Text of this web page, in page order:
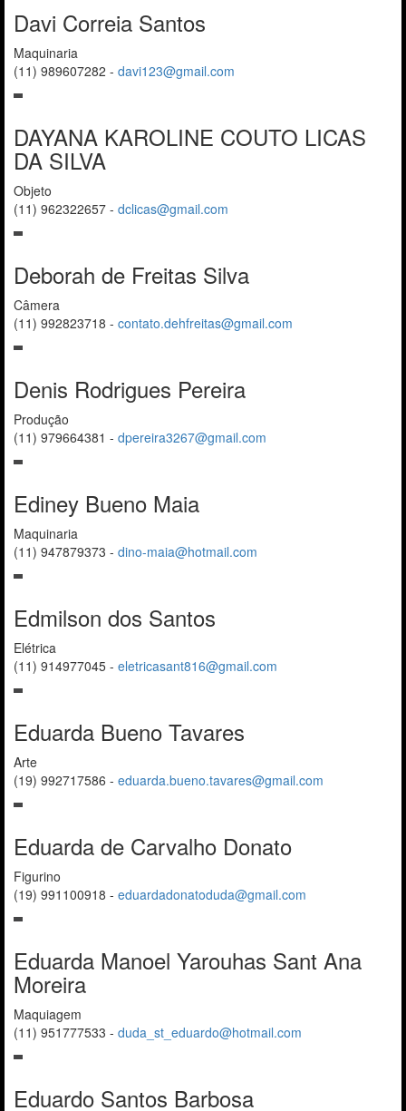
Davi Correia Santos
Maquinaria
(11) 989607282 - davi123@gmail.com
DAYANA KAROLINE COUTO LICAS
DA SILVA
Objeto
(11) 962322657 - dclicas@gmail.com
Deborah de Freitas Silva
Câmera
(11) 992823718 - contato.dehfreitas@gmail.com
Denis Rodrigues Pereira
Produção
(11) 979664381 - dpereira3267@gmail.com
Ediney Bueno Maia
Maquinaria
(11) 947879373 - dino-maia@hotmail.com
Edmilson dos Santos
Elétrica
(11) 914977045 - eletricasant816@gmail.com
Eduarda Bueno Tavares
Arte
(19) 992717586 - eduarda.bueno.tavares@gmail.com
Eduarda de Carvalho Donato
Figurino
(19) 991100918 - eduardadonatoduda@gmail.com
Eduarda Manoel Yarouhas Sant Ana
Moreira
Maquiagem
(11) 951777533 - duda_st_eduardo@hotmail.com
Eduardo Santos Barbosa